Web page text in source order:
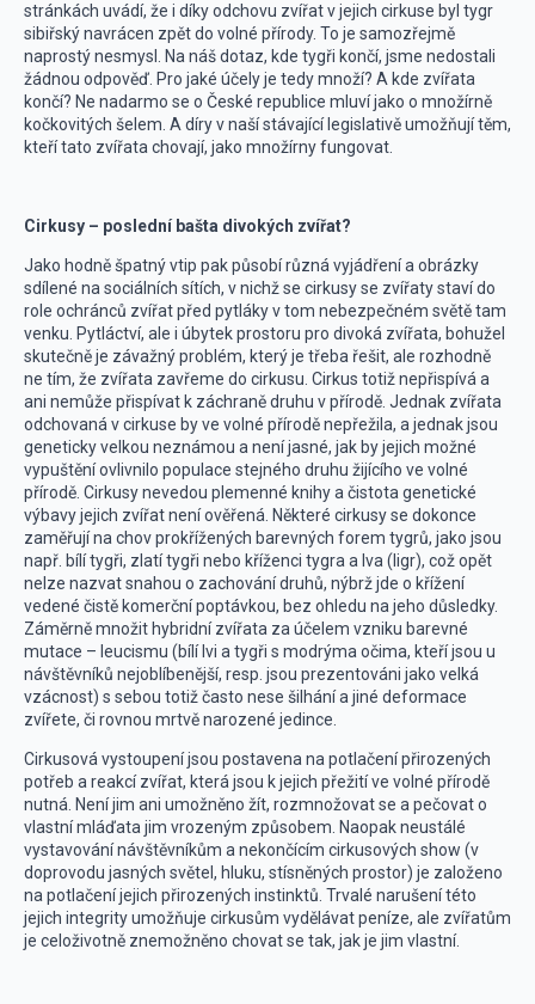
stránkách uvádí, že i díky odchovu zvířat v jejich cirkuse byl tygr
sibiřský navrácen zpět do volné přírody. To je samozřejmě
naprostý nesmysl. Na náš dotaz, kde tygři končí, jsme nedostali
žádnou odpověď. Pro jaké účely je tedy množí? A kde zvířata
končí? Ne nadarmo se o České republice mluví jako o množírně
kočkovitých šelem. A díry v naší stávající legislativě umožňují těm,
kteří tato zvířata chovají, jako množírny fungovat.
Cirkusy – poslední bašta divokých zvířat?
Jako hodně špatný vtip pak působí různá vyjádření a obrázky
sdílené na sociálních sítích, v nichž se cirkusy se zvířaty staví do
role ochránců zvířat před pytláky v tom nebezpečném světě tam
venku. Pytláctví, ale i úbytek prostoru pro divoká zvířata, bohužel
skutečně je závažný problém, který je třeba řešit, ale rozhodně
ne tím, že zvířata zavřeme do cirkusu. Cirkus totiž nepřispívá a
ani nemůže přispívat k záchraně druhu v přírodě. Jednak zvířata
odchovaná v cirkuse by ve volné přírodě nepřežila, a jednak jsou
geneticky velkou neznámou a není jasné, jak by jejich možné
vypuštění ovlivnilo populace stejného druhu žijícího ve volné
přírodě. Cirkusy nevedou plemenné knihy a čistota genetické
výbavy jejich zvířat není ověřená. Některé cirkusy se dokonce
zaměřují na chov prokřížených barevných forem tygrů, jako jsou
např. bílí tygři, zlatí tygři nebo kříženci tygra a lva (ligr), což opět
nelze nazvat snahou o zachování druhů, nýbrž jde o křížení
vedené čistě komerční poptávkou, bez ohledu na jeho důsledky.
Záměrně množit hybridní zvířata za účelem vzniku barevné
mutace – leucismu (bílí lvi a tygři s modrýma očima, kteří jsou u
návštěvníků nejoblíbenější, resp. jsou prezentováni jako velká
vzácnost) s sebou totiž často nese šilhání a jiné deformace
zvířete, či rovnou mrtvě narozené jedince.
Cirkusová vystoupení jsou postavena na potlačení přirozených
potřeb a reakcí zvířat, která jsou k jejich přežití ve volné přírodě
nutná. Není jim ani umožněno žít, rozmnožovat se a pečovat o
vlastní mláďata jim vrozeným způsobem. Naopak neustálé
vystavování návštěvníkům a nekončícím cirkusových show (v
doprovodu jasných světel, hluku, stísněných prostor) je založeno
na potlačení jejich přirozených instinktů. Trvalé narušení této
jejich integrity umožňuje cirkusům vydělávat peníze, ale zvířatům
je celoživotně znemožněno chovat se tak, jak je jim vlastní.